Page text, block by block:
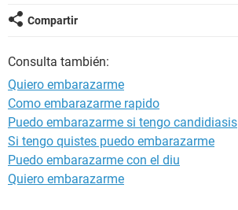
GLOSARIO
Compartir
Consulta también:
Quiero embarazarme
Como embarazarme rapido
Puedo embarazarme si tengo candidiasis
Si tengo quistes puedo embarazarme
Puedo embarazarme con el diu
Quiero embarazarme